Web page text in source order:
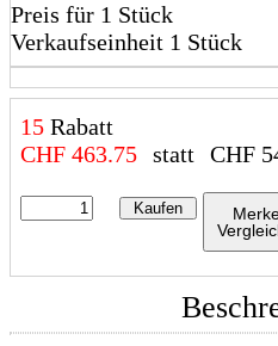
Preis für 1 Stück
Verkaufseinheit 1 Stück
15 Rabatt
CHF 463.75 statt CHF
Kaufen